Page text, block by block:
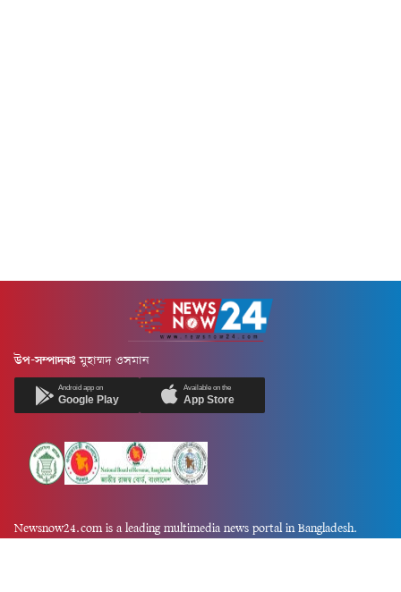
উপ-সম্পাদকঃ মুহাম্মদ ওসমান
Android app on
Google Play
Available on the
App Store
Newsnow24.com is a leading multimedia news portal in Bangladesh.